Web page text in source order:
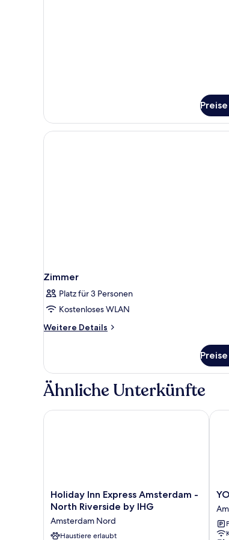
Zimmer
Platz für 3 Personen
Kostenloses WLAN
Weitere Details
Weitere
Ähnliche Unterkünfte
Holiday
Inn
Amsterdam
-
Holiday Inn Express Amsterdam -
North Riverside by IHG
Amsterdam Nord
Haustiere erlaubt
Holiday Inn Express Amsterdam - North